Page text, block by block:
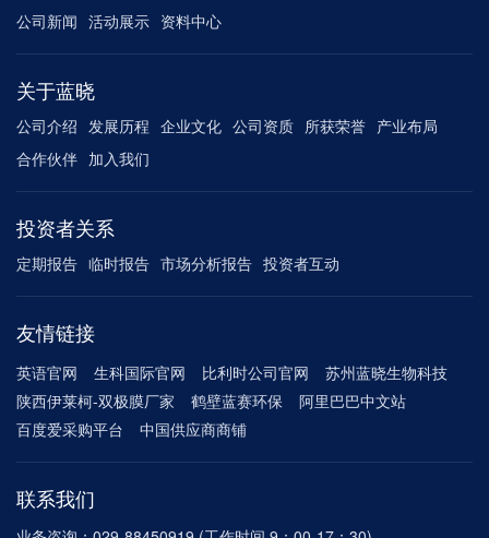
公司新闻 活动展示 资料中心
关于蓝晓
公司介绍 发展历程 企业文化 公司资质 所获荣誉 产业布局
合作伙伴 加入我们
投资者关系
定期报告 临时报告 市场分析报告 投资者互动
友情链接
英语官网 生科国际官网 比利时公司官网
苏州蓝晓生物科技
陕西伊莱柯-双极膜厂家
鹤壁蓝赛环保
阿里巴巴中文站
百度爱采购平台
中国供应商商铺
联系我们